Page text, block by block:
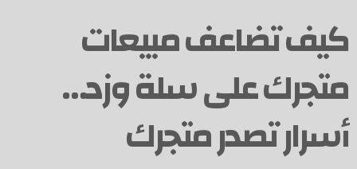
كيف تضاعف مبيعات
متجرك على سلة وزد…
أسرار تصدر متجرك